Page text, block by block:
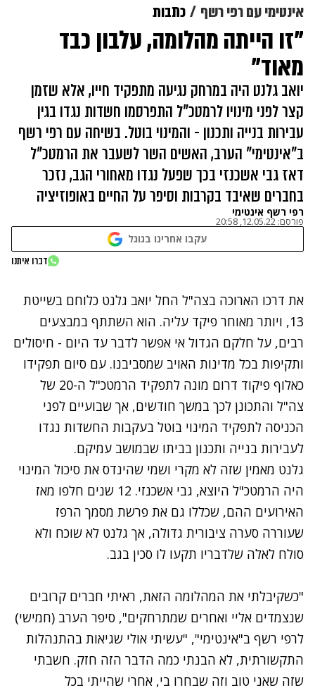
אינטימי עם רפי רשף כתבות
"זו הייתה מהלומה, עלבון כבד
מאוד"
יואב גלנט היה במרחק נגיעה מתפקיד חייו, אלא שזמן
קצר לפני מינויו לרמטכ"ל התפרסמו חשדות נגדו בגין
עבירות בנייה ותכנון - והמינוי בוטל. בשיחה עם רפי רשף
ב"אינטימי" הערב, האשים השר לשעבר את הרמטכ"ל
דאז גבי אשכנזי בכך שפעל נגדו מאחורי הגב, נזכר
בחברים שאיבד בקרבות וסיפר על החיים באופוזיציה
רפי רשף אינטימי
פורסם: 12.05.22, 20:58
עקבו אחרינו בגוגל
נתקלנו בבעיה
דברו איתנו
את דרכו הארוכה בצה"ל החל יואב גלנט כלוחם בשייטת
13, ויותר מאוחר פיקד עליה. הוא השתתף במבצעים
רבים, על חלקם הגדול אי אפשר לדבר עד היום - חיסולים
ותקיפות בכל מדינות האויב שמסביבנו. עם סיום תפקידו
כאלוף פיקוד דרום מונה לתפקיד הרמטכ"ל ה-20 של
צה"ל והתכונן לכך במשך חודשים, אך שבועיים לפני
הכניסה לתפקיד המינוי בוטל בעקבות החשדות נגדו
לעבירות בנייה ותכנון בביתו שבמושב עמיקם.
גלנט מאמין שזה לא מקרי ושמי שהינדס את סיכול המינוי
היה הרמטכ"ל היוצא, גבי אשכנזי. 12 שנים חלפו מאז
האירועים ההם, שכללו גם את פרשת מסמך הרפז
שעוררה סערה ציבורית גדולה, אך גלנט לא שוכח ולא
סולח לאלה שלדבריו תקעו לו סכין בגב.
"כשקיבלתי את המהלומה הזאת, ראיתי חברים קרובים
שנצמדים אליי ואחרים שמתרחקים", סיפר הערב (חמישי)
לרפי רשף ב"אינטימי", "עשיתי אולי שגיאות בהתנהלות
התקשורתית, לא הבנתי כמה הדבר הזה חזק. חשבתי
שזה שאני טוב וזה שבחרו בי, אחרי שהייתי בכל